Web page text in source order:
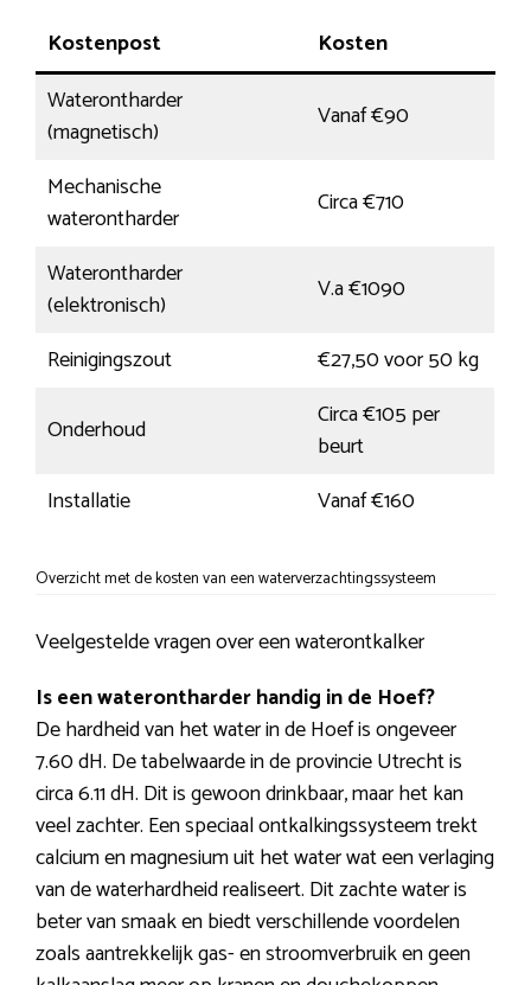
Kostenpost
Kosten
Waterontharder
(magnetisch)
Vanaf €90
Mechanische
waterontharder
Circa €710
Waterontharder
(elektronisch)
V.a €1090
Reinigingszout
€27,50 voor 50 kg
Onderhoud
Circa €105 per
beurt
Installatie
Vanaf €160
Overzicht met de kosten van een waterverzachtingssysteem
Veelgestelde vragen over een waterontkalker
Is een waterontharder handig in de Hoef?
De hardheid van het water in de Hoef is ongeveer
7.60 dH. De tabelwaarde in de provincie Utrecht is
circa 6.11 dH. Dit is gewoon drinkbaar, maar het kan
veel zachter. Een speciaal ontkalkingssysteem trekt
calcium en magnesium uit het water wat een verlaging
van de waterhardheid realiseert. Dit zachte water is
beter van smaak en biedt verschillende voordelen
zoals aantrekkelijk gas- en stroomverbruik en geen